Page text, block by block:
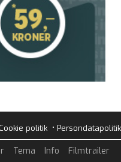
Cookie politik• Persondatapolitik
Tema Info Filmtrailer